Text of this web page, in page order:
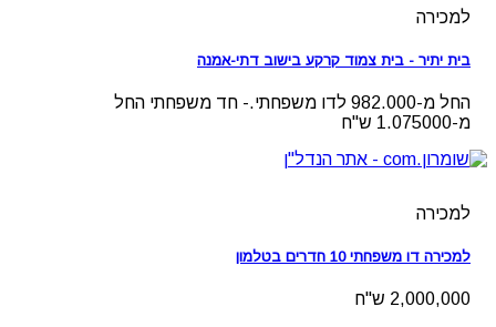
למכירה
בית יתיר - בית צמוד קרקע בישוב דתי-אמנה
החל מ-982.000 לדו משפחתי.- חד משפחתי החל
מ-1.075000 ש"ח
למכירה
למכירה דו משפחתי 10 חדרים בטלמון
2,000,000 ש"ח